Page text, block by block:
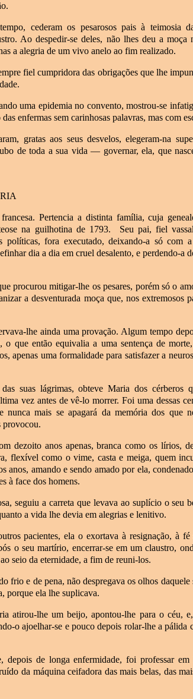
cederam os pesarosos pais à teimosia
Ao despedir-se deles, não lhes deu a moça
a alegria de um vivo anelo ao fim realizado.
fiel cumpridora das obrigações que lhe
uma epidemia no convento, mostrou-se
enfermas sem carinhosas palavras, mas com
gratas aos seus desvelos, elegeram-na
de toda a sua vida — governar, ela, que
Pertencia a distinta família, cuja
na guilhotina de 1793.
Seu pai, fiel
políticas, fora executado, deixando-a só com
dia a dia em cruel desalento, e perdendo-a
procurou mitigar-lhe os pesares, porém só o
a desventurada moça que, nos extremosos
lhe ainda uma provação. Algum tempo
o que então equivalia a uma sentença de
apenas uma formalidade para satisfazer a
suas lágrimas, obteve Maria dos cérberos
vez antes de vê-lo morrer. Foi uma dessas
nunca mais se apagará da memória dos que
provocou.
dezoito anos apenas, branca como os lírios,
flexível como o vime, casta e meiga, quem
anos, amando e sendo amado por ela,
à face dos homens.
seguiu a carreta que levava ao suplício o seu
a vida lhe devia em alegrias e lenitivo.
pacientes, ela o exortava à resignação, à
o seu martírio, encerrar-se em um claustro,
seio da eternidade, a fim de reuni-los.
frio e de pena, não despregava os olhos daquele
porque ela lhe suplicava.
atirou-lhe um beijo, apontou-lhe para o céu,
o ajoelhar-se e pouco depois rolar-lhe a pálida
depois de longa enfermidade, foi professar
da máquina ceifadora das mais belas, das